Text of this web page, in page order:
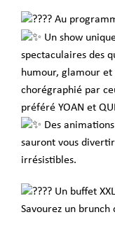
Au
Un show
spectaculaires des
humour, glamour et
chorégraphié par
préféré YOAN et
Des
sauront vous
irrésistibles.
Un buffet
Savourez un brunch